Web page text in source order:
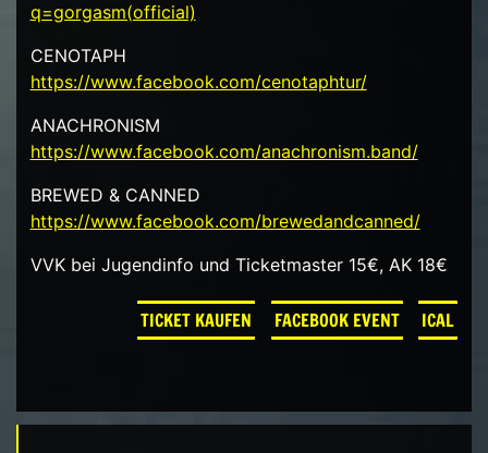
q=gorgasm(official)
CENOTAPH
https://www.facebook.com/cenotaphtur/
ANACHRONISM
https://www.facebook.com/anachronism.band/
BREWED & CANNED
https://www.facebook.com/brewedandcanned/
VVK bei Jugendinfo und Ticketmaster 15€, AK 18€
TICKET KAUFEN FACEBOOK EVENT ICAL